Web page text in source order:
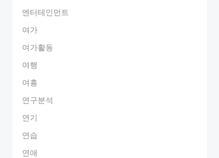
엔터테인먼트
여가
여가활동
여행
여흥
연구분석
연기
연습
연애